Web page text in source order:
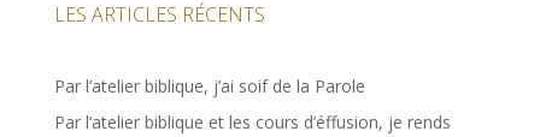
LES ARTICLES RÉCENTS
Par l’atelier biblique, j’ai soif de la Parole
Par l’atelier biblique et les cours d’éffusion, je rends